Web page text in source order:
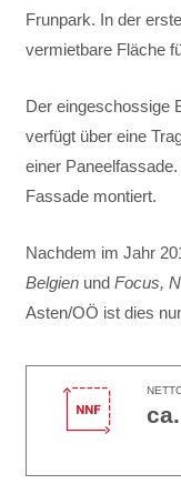
Frunpark. In der
vermietbare Fläche
Der eingeschossige
verfügt über eine
einer
Fassade montiert.
Nachdem im Jahr
Belgien undFocus,
Asten/OÖ ist dies